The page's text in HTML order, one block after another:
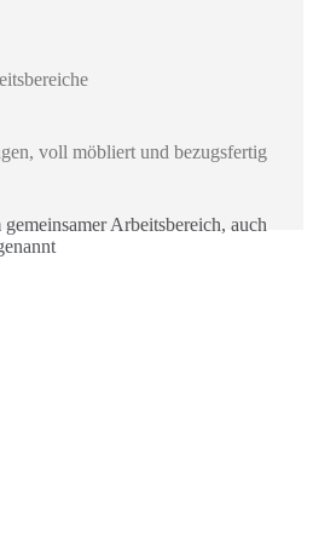
voll möbliert und bezugsfertig
Arbeitsbereich, auch
mit Post-, Empfangs- und Ad-